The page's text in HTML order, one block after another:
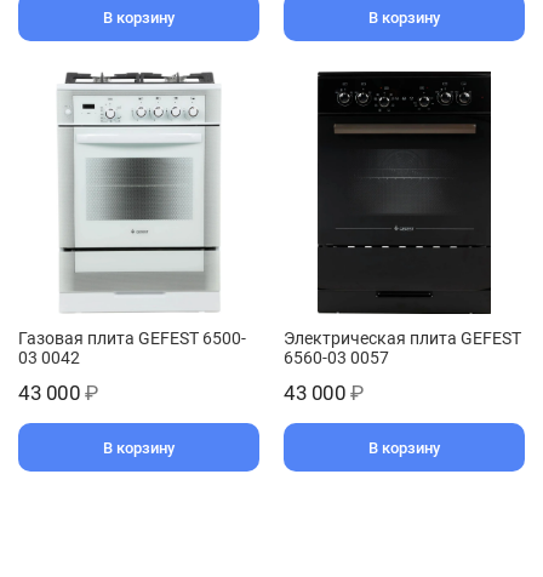
В корзину В корзину
Газовая плита GEFEST 6500-
03 0042
43 000 ₽
В корзину
Электрическая плита GEFEST
6560-03 0057
43 000 ₽
В корзину